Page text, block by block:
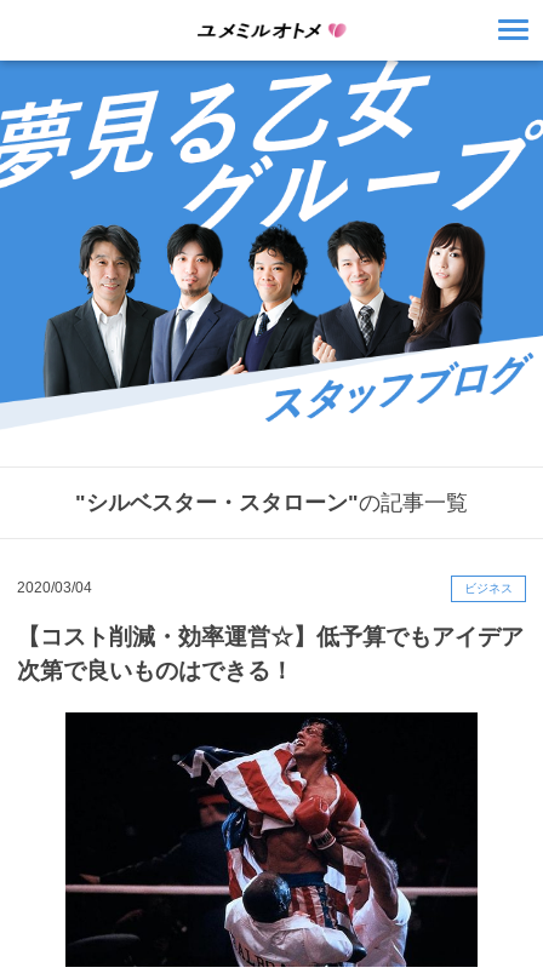
"シルベスター・スタローン"の記事一覧
2020/03/04 ビジネス
【コスト削減・効率運営☆】低予算でもアイデア
次第で良いものはできる！